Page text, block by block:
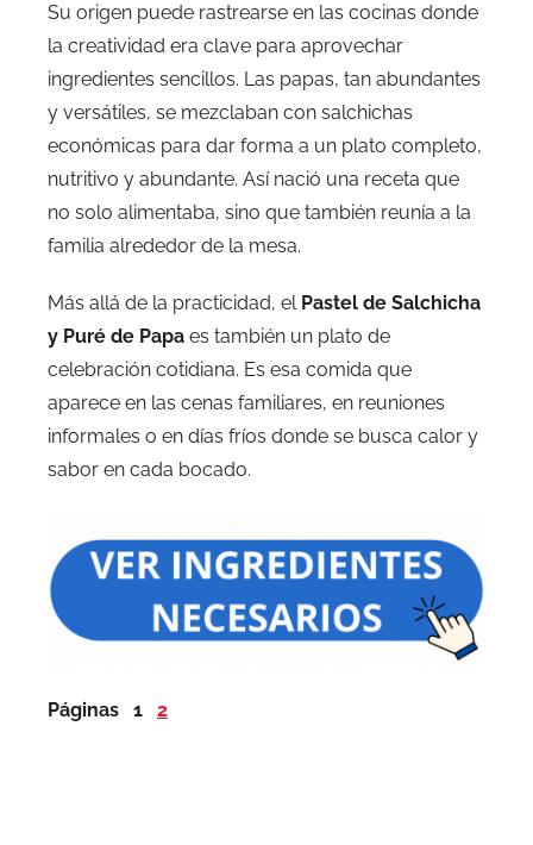
Su origen puede rastrearse en las cocinas donde
la creatividad era clave para aprovechar
ingredientes sencillos. Las papas, tan abundantes
y versátiles, se mezclaban con salchichas
económicas para dar forma a un plato completo,
nutritivo y abundante. Así nació una receta que
no solo alimentaba, sino que también reunía a la
familia alrededor de la mesa.
Más allá de la practicidad, el Pastel de Salchicha
y Puré de Papa es también un plato de
celebración cotidiana. Es esa comida que
aparece en las cenas familiares, en reuniones
informales o en días fríos donde se busca calor y
sabor en cada bocado.
Páginas 1 2